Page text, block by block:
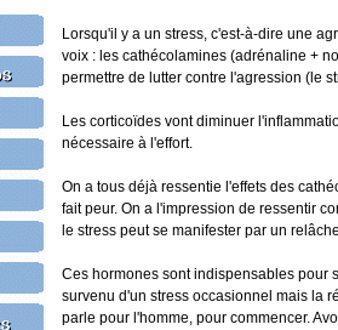
Lorsqu'il y a un stress, c'est-à-dire une
voix : les cathécolamines (adrénaline +
permettre de lutter contre l'agression (le
Les corticoïdes vont diminuer
nécessaire à l'effort.
On a tous déjà ressentie l'effets des
fait peur. On a l'impression de ressentir
le stress peut se manifester par un
Ces hormones sont indispensables pour
survenu d'un stress occasionnel mais la
parle pour l'homme, pour commencer.